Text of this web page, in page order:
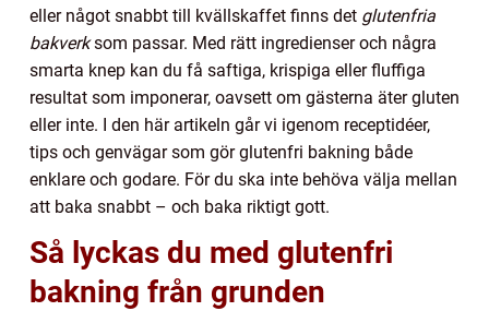
eller något snabbt till kvällskaffet finns det glutenfria
bakverksom passar. Med rätt ingredienser och några
smarta knep kan du få saftiga, krispiga eller fluffiga
resultat som imponerar, oavsett om gästerna äter gluten
eller inte. I den här artikeln går vi igenom receptidéer,
tips och genvägar som gör glutenfri bakning både
enklare och godare. För du ska inte behöva välja mellan
att baka snabbt – och baka riktigt gott.
Så lyckas du med glutenfri
bakning från grunden